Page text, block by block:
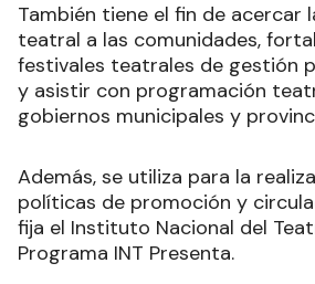
También tiene el fin de acercar
teatral a las comunidades,
festivales teatrales de gestión
y asistir con programación
gobiernos municipales y
Además, se utiliza para la
políticas de promoción y
fija el Instituto Nacional del
Programa INT Presenta.